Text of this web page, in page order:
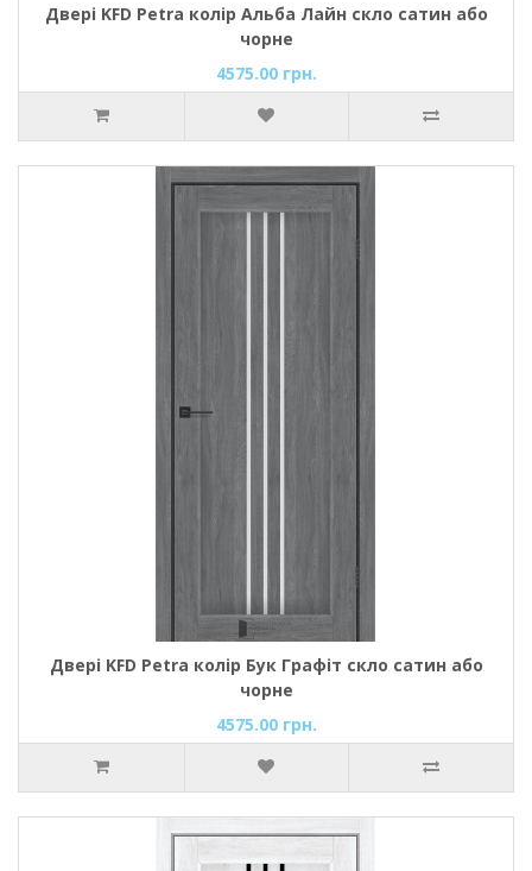
Двері KFD Petra колір Альба Лайн скло сатин або
чорне
4575.00 грн.
Двері KFD Petra колір Бук Графіт скло сатин або
чорне
4575.00 грн.